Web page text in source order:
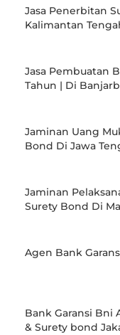
Jasa Penerbitan
Kalimantan
Jasa Pembuatan
Tahun | Di
Jaminan Uang
Bond Di Jawa
Jaminan
Surety Bond Di
Agen Bank
Bank Garansi Bni
& Surety bond